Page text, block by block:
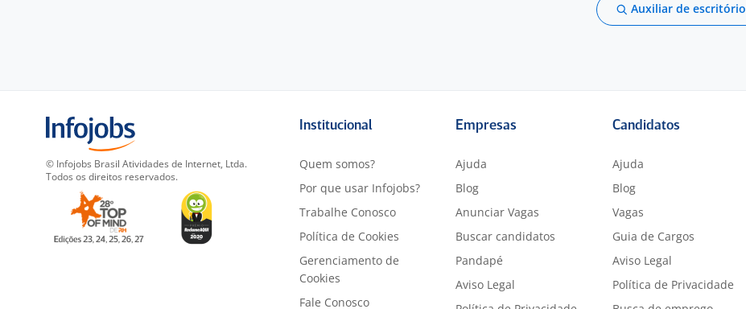
Auxiliar de escritório
© Infojobs Brasil Atividades de Internet, Ltda.
Todos os direitos reservados.
Institucional
Quem somos?
Por que usar Infojobs?
Trabalhe Conosco
Política de Cookies
Gerenciamento de
Cookies
Fale Conosco
Empresas
Ajuda
Blog
Anunciar Vagas
Buscar candidatos
Pandapé
Aviso Legal
Candidatos
Ajuda
Blog
Vagas
Guia de Cargos
Aviso Legal
Política de Privacidade